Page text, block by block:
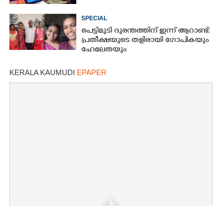
SPECIAL
പെട്ടിമുടി ദുരന്തത്തിന് ഇന്ന് ആറാണ്ട്:
പ്രതീക്ഷയുടെ തളിരായി ഗോപികയും
ഹേമലതയും
KERALA KAUMUDI EPAPER